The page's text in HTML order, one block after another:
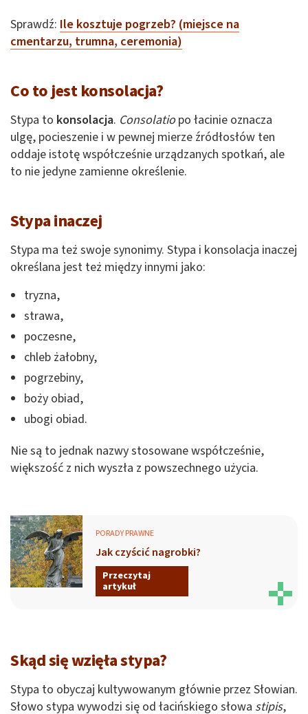
Sprawdź: Ile kosztuje pogrzeb? (miejsce na
cmentarzu, trumna, ceremonia)
Co to jest konsolacja?
Stypa to konsolacja. Consolatiopo łacinie oznacza
ulgę, pocieszenie i w pewnej mierze źródłosłów ten
oddaje istotę współcześnie urządzanych spotkań, ale
to nie jedyne zamienne określenie.
Stypa inaczej
Stypa ma też swoje synonimy. Stypa i konsolacja inaczej
określana jest też między innymi jako:
tryzna,
strawa,
poczesne,
chleb żałobny,
pogrzebiny,
boży obiad,
ubogi obiad.
Nie są to jednak nazwy stosowane współcześnie,
większość z nich wyszła z powszechnego użycia.
PORADY PRAWNE
Jak czyścić nagrobki?
Przeczytaj
artykuł
Skąd się wzięła stypa?
Stypa to obyczaj kultywowanym głównie przez Słowian.
Słowo stypa wywodzi się od łacińskiego słowa stipis,